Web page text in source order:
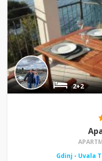
2+2
Gdinj - Uvala